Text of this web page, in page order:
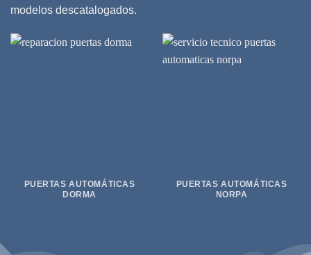
modelos descatalogados.
PUERTAS AUTOMÁTICAS
DORMA
PUERTAS AUTOMÁTICAS
NORPA